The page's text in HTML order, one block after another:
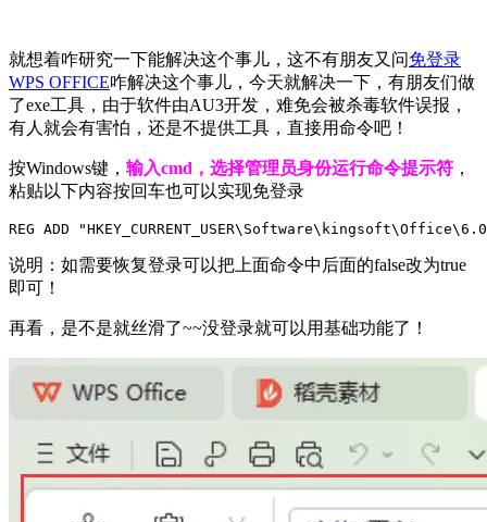
就想着咋研究一下能解决这个事儿，这不有朋友又问免登录
WPS OFFICE咋解决这个事儿，今天就解决一下，有朋友们做
了exe工具，由于软件由AU3开发，难免会被杀毒软件误报，
有人就会有害怕，还是不提供工具，直接用命令吧！
按Windows键， 输入cmd，选择管理员身份运行命令提示符 ，
粘贴以下内容按回车也可以实现免登录
REG ADD
说明：如需要恢复登录可以把上面命令中后面的false改为true
即可！
再看，是不是就丝滑了~~没登录就可以用基础功能了！